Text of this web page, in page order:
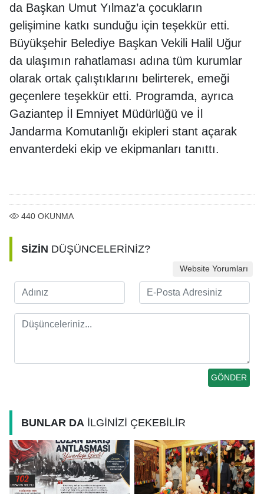
da Başkan Umut Yılmaz’a çocukların
gelişimine katkı sunduğu için teşekkür etti.
Büyükşehir Belediye Başkan Vekili Halil Uğur
da ulaşımın rahatlaması adına tüm kurumlar
olarak ortak çalıştıklarını belirterek, emeği
geçenlere teşekkür etti. Programda, ayrıca
Gaziantep İl Emniyet Müdürlüğü ve İl
Jandarma Komutanlığı ekipleri stant açarak
envanterdeki ekip ve ekipmanları tanıttı.
440 OKUNMA
SİZİN DÜŞÜNCELERİNİZ?
Website Yorumları
BUNLAR DA İLGİNİZİ ÇEKEBİLİR